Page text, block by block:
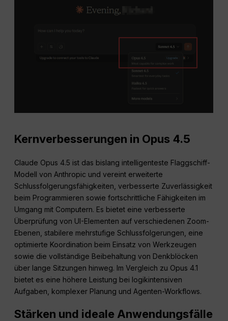
Kernverbesserungen in Opus 4.5
Claude Opus 4.5 ist das bislang intelligenteste Flaggschiff-
Modell von Anthropic und vereint erweiterte
Schlussfolgerungsfähigkeiten, verbesserte Zuverlässigkeit
beim Programmieren sowie fortschrittliche Fähigkeiten im
Umgang mit Computern. Es bietet eine verbesserte
Überprüfung von UI-Elementen auf verschiedenen Zoom-
Ebenen, stabilere mehrstufige Schlussfolgerungen, eine
optimierte Koordination beim Einsatz von Werkzeugen
sowie die vollständige Beibehaltung von Denkblöcken
über lange Sitzungen hinweg. Im Vergleich zu Opus 4.1
bietet es eine höhere Leistung bei logikintensiven
Aufgaben, komplexer Planung und Agenten-Workflows.
Stärken und ideale Anwendungsfälle